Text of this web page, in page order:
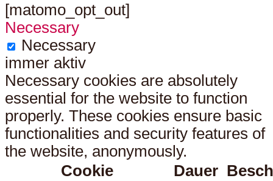
[matomo_opt_out]
Necessary
Necessary
immer aktiv
Necessary cookies are absolutely
essential for the website to function
properly. These cookies ensure basic
functionalities and security features of
the website, anonymously.
Cookie
Dauer